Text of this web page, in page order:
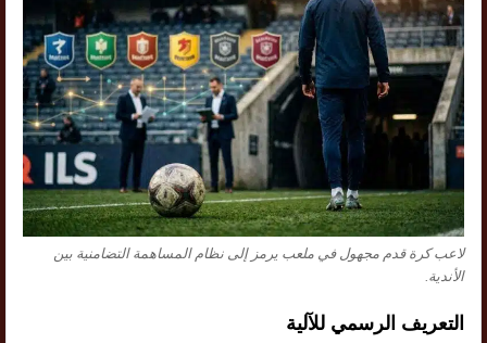
لاعب كرة قدم مجهول في ملعب يرمز إلى نظام المساهمة التضامنية بين
الأندية.
التعريف الرسمي للآلية